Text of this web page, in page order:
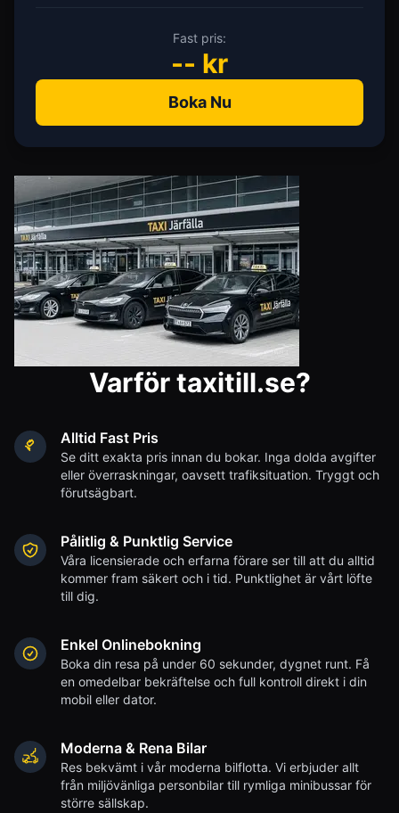
Fast pris:
-- kr
Boka Nu
Varför taxitill.se?
Alltid Fast Pris
Se ditt exakta pris innan du bokar. Inga dolda avgifter
eller överraskningar, oavsett trafiksituation. Tryggt och
förutsägbart.
Pålitlig & Punktlig Service
Våra licensierade och erfarna förare ser till att du alltid
kommer fram säkert och i tid. Punktlighet är vårt löfte
till dig.
Enkel Onlinebokning
Boka din resa på under 60 sekunder, dygnet runt. Få
en omedelbar bekräftelse och full kontroll direkt i din
mobil eller dator.
Moderna & Rena Bilar
Res bekvämt i vår moderna bilflotta. Vi erbjuder allt
från miljövänliga personbilar till rymliga minibussar för
större sällskap.